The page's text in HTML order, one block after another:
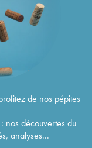
de nos pépites
nos découvertes du
analyses...